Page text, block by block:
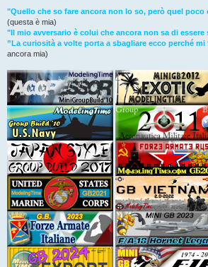
"Quello che so fare ancora non lo so, però quel
(questa è mia)
"Il mio avversario è colui che ancora non sa di
”La curiosità a volte porta a sbagliare ecco perché mi
ancora mia)